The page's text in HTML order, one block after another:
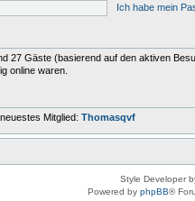
Ich habe mein
27 Gäste (basierend auf den aktiven
online waren.
Mitglied: Thomasqvf
Style Developer
Powered by phpBB®